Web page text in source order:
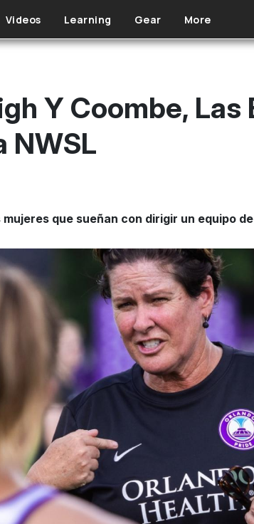
Videos Learning Gear More
Y Coombe,
NWSL
que sueñan con dirigir un equipo